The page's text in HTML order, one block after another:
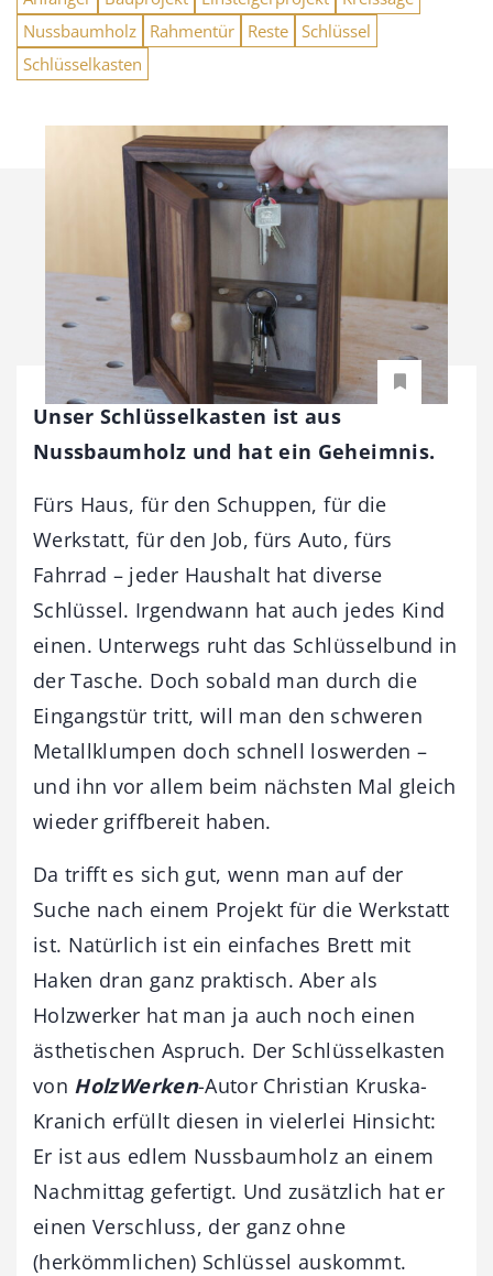
Nussbaumholz
Rahmentür Reste Schlüssel
Schlüsselkasten
Unser Schlüsselkasten ist aus
Nussbaumholz und hat ein Geheimnis.
Fürs Haus, für den Schuppen, für die
Werkstatt, für den Job, fürs Auto, fürs
Fahrrad – jeder Haushalt hat diverse
Schlüssel. Irgendwann hat auch jedes Kind
einen. Unterwegs ruht das Schlüsselbund in
der Tasche. Doch sobald man durch die
Eingangstür tritt, will man den schweren
Metallklumpen doch schnell loswerden –
und ihn vor allem beim nächsten Mal gleich
wieder griffbereit haben.
Da trifft es sich gut, wenn man auf der
Suche nach einem Projekt für die Werkstatt
ist. Natürlich ist ein einfaches Brett mit
Haken dran ganz praktisch. Aber als
Holzwerker hat man ja auch noch einen
ästhetischen Aspruch. Der Schlüsselkasten
von HolzWerken-Autor Christian Kruska-
Kranich erfüllt diesen in vielerlei Hinsicht:
Er ist aus edlem Nussbaumholz an einem
Nachmittag gefertigt. Und zusätzlich hat er
einen Verschluss, der ganz ohne
(herkömmlichen) Schlüssel auskommt.